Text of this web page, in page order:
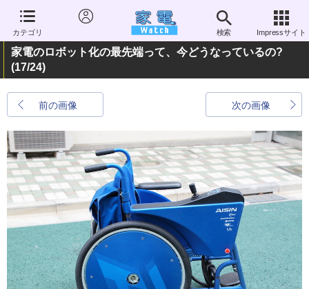
カテゴリ 検索 Impressサイト
家電のロボット化の最先端って、今どうなっているの?
(17/24)
前の画像 次の画像